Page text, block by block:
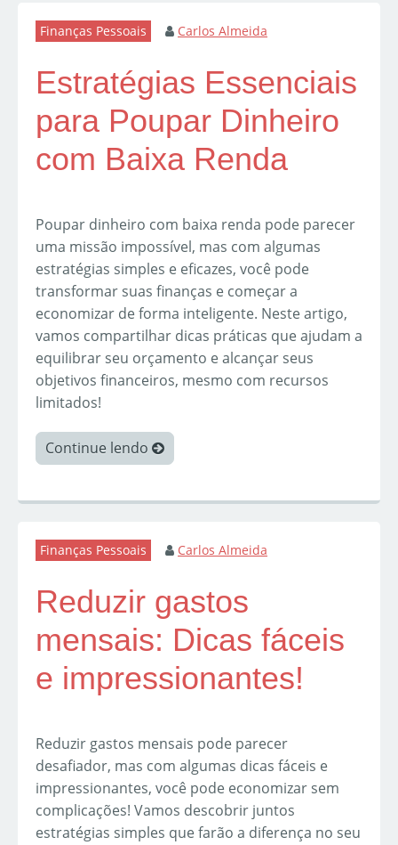
Finanças Pessoais Carlos Almeida
Estratégias Essenciais
para Poupar Dinheiro
com Baixa Renda
Poupar dinheiro com baixa renda pode parecer
uma missão impossível, mas com algumas
estratégias simples e eficazes, você pode
transformar suas finanças e começar a
economizar de forma inteligente. Neste artigo,
vamos compartilhar dicas práticas que ajudam a
equilibrar seu orçamento e alcançar seus
objetivos financeiros, mesmo com recursos
limitados!
Continue lendo
Finanças Pessoais Carlos Almeida
Reduzir gastos
mensais: Dicas fáceis
e impressionantes!
Reduzir gastos mensais pode parecer
desafiador, mas com algumas dicas fáceis e
impressionantes, você pode economizar sem
complicações! Vamos descobrir juntos
estratégias simples que farão a diferença no seu